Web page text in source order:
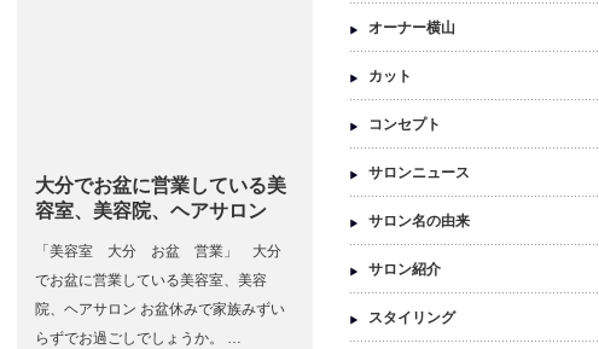
大分でお盆に営業している美
容室、美容院、ヘアサロン
「美容室 大分 お盆 営業」 大分
でお盆に営業している美容室、美容
院、ヘアサロン お盆休みで家族みずい
らずでお過ごしでしょうか。 …
オーナー横山
カット
コンセプト
サロンニュース
サロン名の由来
サロン紹介
スタイリング